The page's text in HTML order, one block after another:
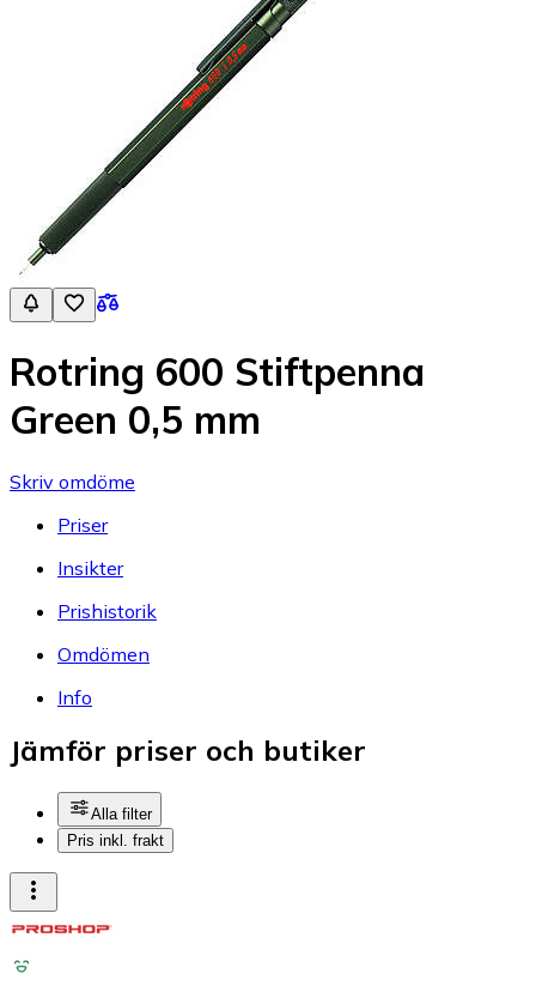
Rotring 600 Stiftpenna
Green 0,5 mm
Skriv omdöme
Priser
Insikter
Prishistorik
Omdömen
Info
Jämför priser och butiker
Alla filter
Pris inkl. frakt